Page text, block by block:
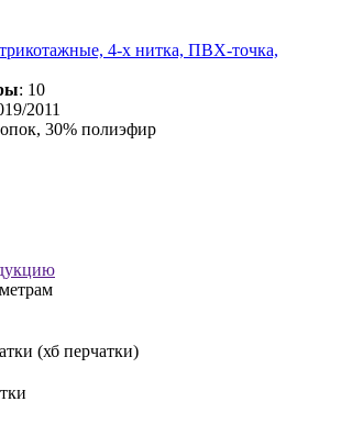
4-х нитка, ПВХ-точка,
: 10
2011
30% полиэфир
(хб перчатки)